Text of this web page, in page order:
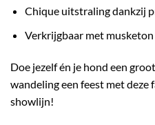
Chique uitstraling dankzij
Verkrijgbaar met
Doe jezelf én je hond een
wandeling een feest met
showlijn!